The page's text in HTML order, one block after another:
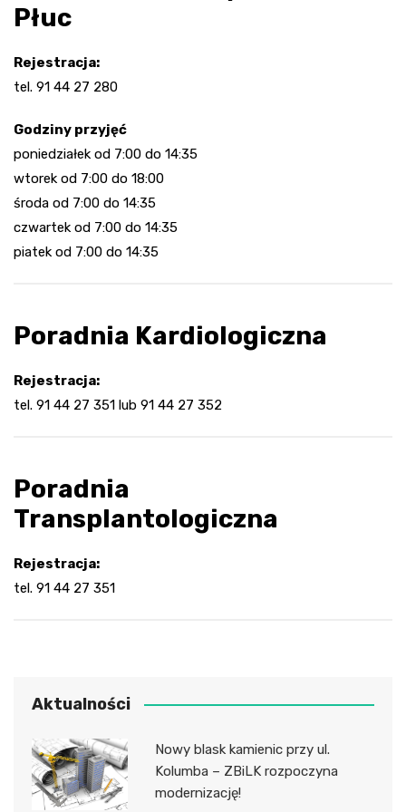
Płuc
Rejestracja:
tel. 91 44 27 280
Godziny przyjęć
poniedziałek od 7:00 do 14:35
wtorek od 7:00 do 18:00
środa od 7:00 do 14:35
czwartek od 7:00 do 14:35
piatek od 7:00 do 14:35
Poradnia Kardiologiczna
Rejestracja:
tel. 91 44 27 351 lub 91 44 27 352
Poradnia
Transplantologiczna
Rejestracja:
tel. 91 44 27 351
Aktualności
Nowy blask kamienic przy ul.
Kolumba – ZBiLK rozpoczyna
modernizację!